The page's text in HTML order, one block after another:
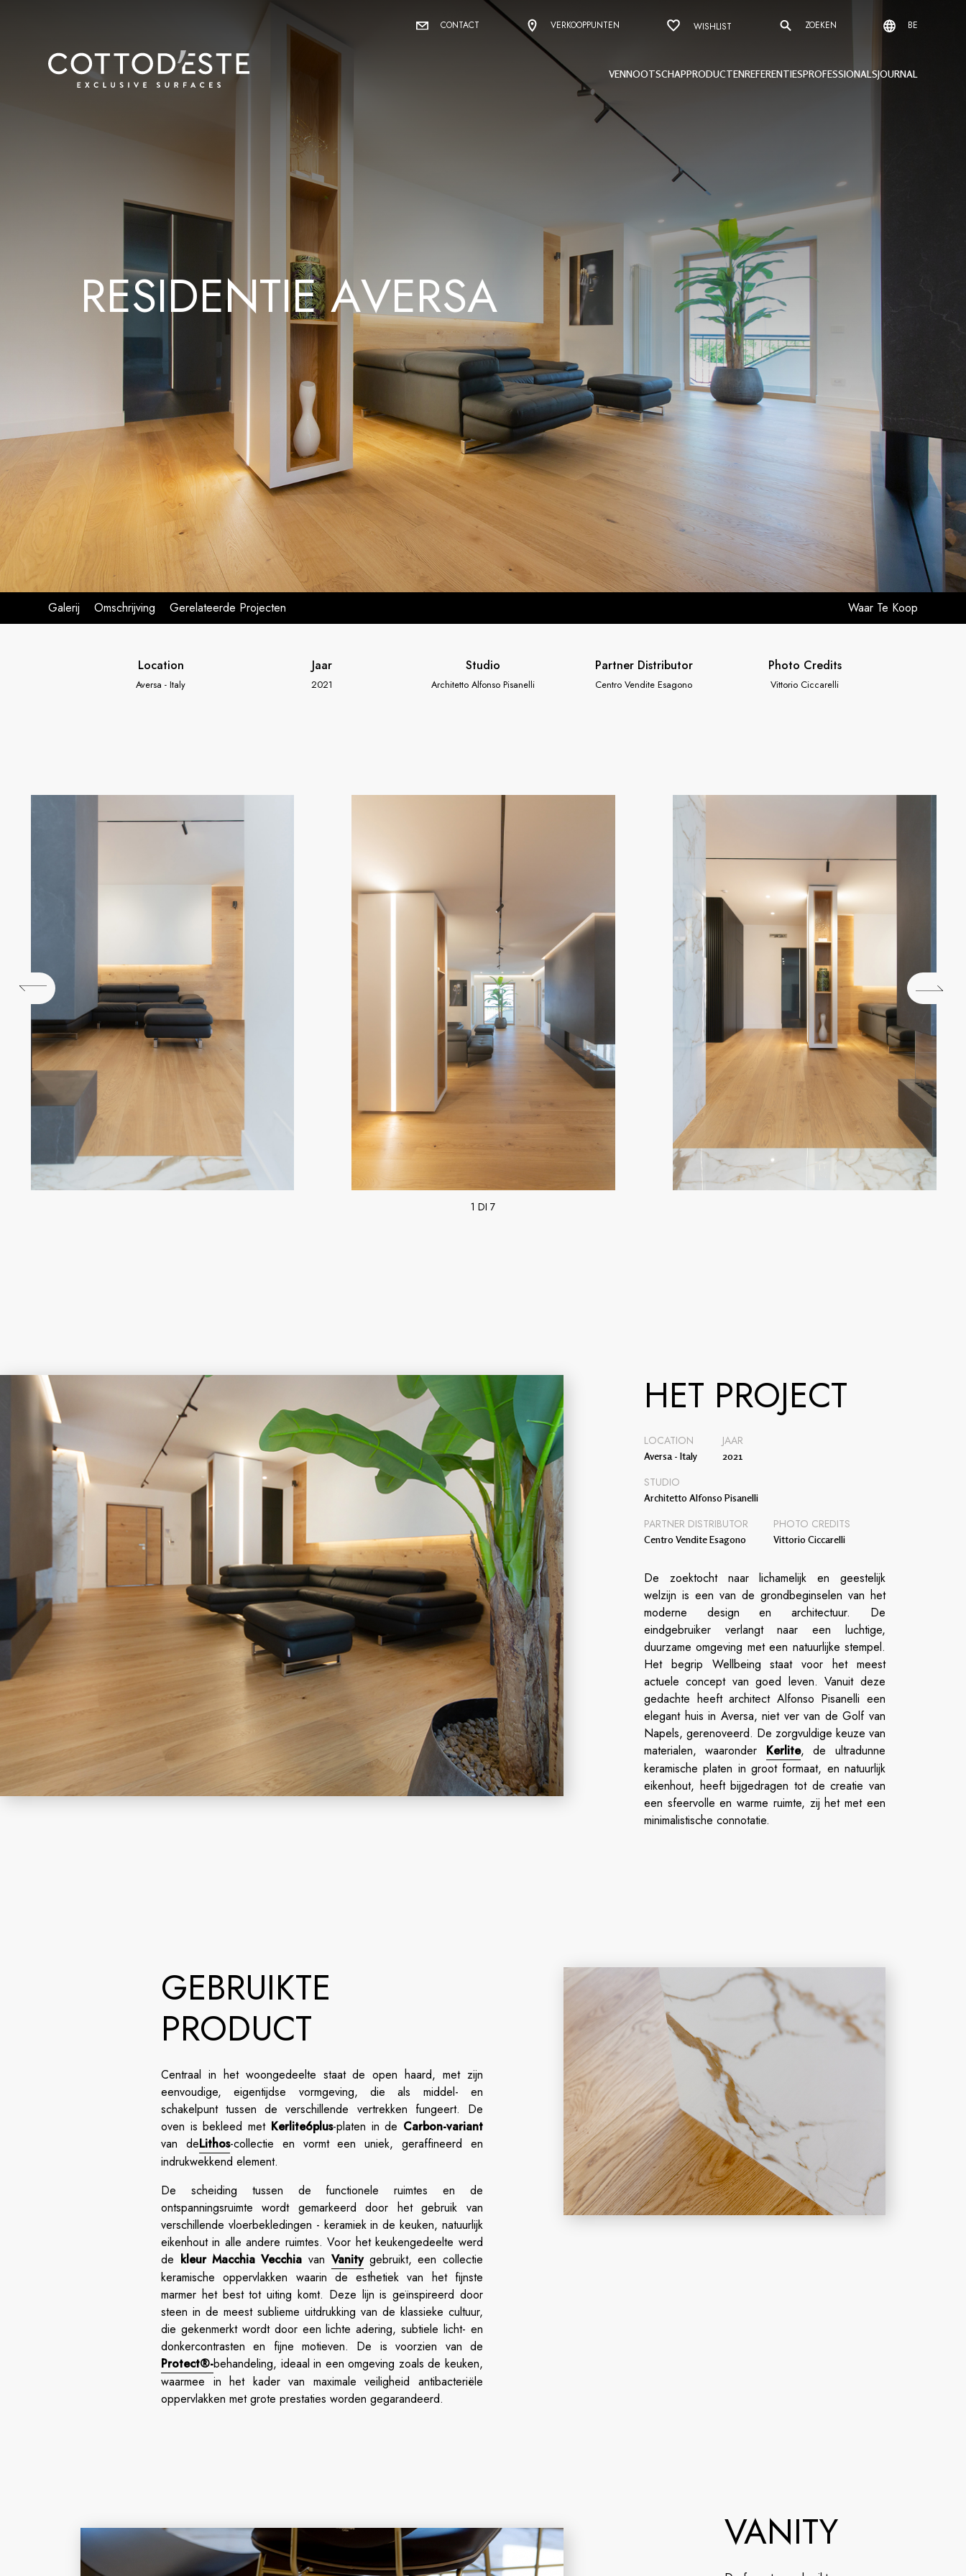
CONTACT VERKOOPPUNTEN WISHLIST ZOEKEN BE
VENNOOTSCHAPPRODUCTENREFERENTIESPROFESSIONALSJOURNAL
RESIDENTIE AVERSA
Galerij Omschrijving Gerelateerde Projecten Waar Te Koop
Location
Aversa - Italy
Jaar
2021
Studio
Architetto Alfonso Pisanelli
Partner Distributor
Centro Vendite Esagono
Photo Credits
Vittorio Ciccarelli
1 DI 7
HET PROJECT
LOCATION
Aversa - Italy
JAAR
2021
STUDIO
Architetto Alfonso Pisanelli
PARTNER DISTRIBUTOR
Centro Vendite Esagono
PHOTO CREDITS
Vittorio Ciccarelli
De zoektocht naar lichamelijk en geestelijk
welzijn is een van de grondbeginselen van het
moderne design en architectuur. De
eindgebruiker verlangt naar een luchtige,
duurzame omgeving met een natuurlijke stempel.
Het begrip Wellbeing staat voor het meest
actuele concept van goed leven. Vanuit deze
gedachte heeft architect Alfonso Pisanelli een
elegant huis in Aversa, niet ver van de Golf van
Napels, gerenoveerd. De zorgvuldige keuze van
materialen, waaronder Kerlite, de ultradunne
keramische platen in groot formaat, en natuurlijk
eikenhout, heeft bijgedragen tot de creatie van
een sfeervolle en warme ruimte, zij het met een
minimalistische connotatie.
GEBRUIKTE
PRODUCT
Centraal in het woongedeelte staat de open haard, met zijn
eenvoudige, eigentijdse vormgeving, die als middel- en
schakelpunt tussen de verschillende vertrekken fungeert. De
oven is bekleed met Kerlite6plus-platen in de Carbon-variant
van deLithos-collectie en vormt een uniek, geraffineerd en
indrukwekkend element.
De scheiding tussen de functionele ruimtes en de
ontspanningsruimte wordt gemarkeerd door het gebruik van
verschillende vloerbekledingen - keramiek in de keuken, natuurlijk
eikenhout in alle andere ruimtes. Voor het keukengedeelte werd
de kleur Macchia Vecchia van Vanity gebruikt, een collectie
keramische oppervlakken waarin de esthetiek van het fijnste
marmer het best tot uiting komt. Deze lijn is geïnspireerd door
steen in de meest sublieme uitdrukking van de klassieke cultuur,
die gekenmerkt wordt door een lichte adering, subtiele licht- en
donkercontrasten en fijne motieven. De is voorzien van de
Protect®-behandeling, ideaal in een omgeving zoals de keuken,
waarmee in het kader van maximale veiligheid antibacteriële
oppervlakken met grote prestaties worden gegarandeerd.
VANITY